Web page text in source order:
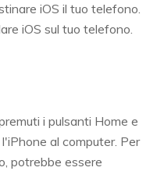
iOS il tuo telefono.
iOS sul tuo telefono.
i pulsanti Home e
al computer. Per
potrebbe essere